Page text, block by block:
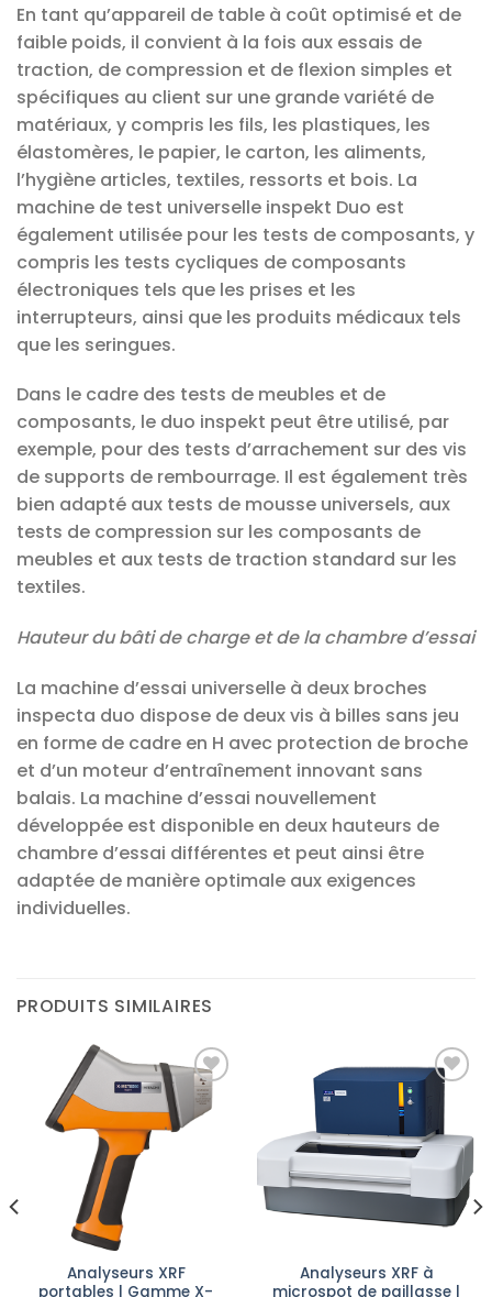
En tant qu’appareil de table à coût optimisé et de
faible poids, il convient à la fois aux essais de
traction, de compression et de flexion simples et
spécifiques au client sur une grande variété de
matériaux, y compris les fils, les plastiques, les
élastomères, le papier, le carton, les aliments,
l’hygiène articles, textiles, ressorts et bois. La
machine de test universelle inspekt Duo est
également utilisée pour les tests de composants, y
compris les tests cycliques de composants
électroniques tels que les prises et les
interrupteurs, ainsi que les produits médicaux tels
que les seringues.
Dans le cadre des tests de meubles et de
composants, le duo inspekt peut être utilisé, par
exemple, pour des tests d’arrachement sur des vis
de supports de rembourrage. Il est également très
bien adapté aux tests de mousse universels, aux
tests de compression sur les composants de
meubles et aux tests de traction standard sur les
textiles.
Hauteur du bâti de charge et de la chambre d’essai
La machine d’essai universelle à deux broches
inspecta duo dispose de deux vis à billes sans jeu
en forme de cadre en H avec protection de broche
et d’un moteur d’entraînement innovant sans
balais. La machine d’essai nouvellement
développée est disponible en deux hauteurs de
chambre d’essai différentes et peut ainsi être
adaptée de manière optimale aux exigences
individuelles.
PRODUITS SIMILAIRES
Ajouter
Analyseurs XRF
portables | Gamme X-
Ajouter
à la liste
d’envies
Analyseurs XRF à
microspot de paillasse |